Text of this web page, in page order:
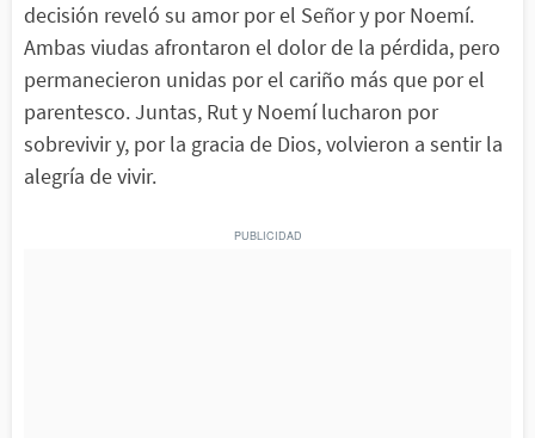
decisión reveló su amor por el Señor y por Noemí.
Ambas viudas afrontaron el dolor de la pérdida, pero
permanecieron unidas por el cariño más que por el
parentesco. Juntas, Rut y Noemí lucharon por
sobrevivir y, por la gracia de Dios, volvieron a sentir la
alegría de vivir.